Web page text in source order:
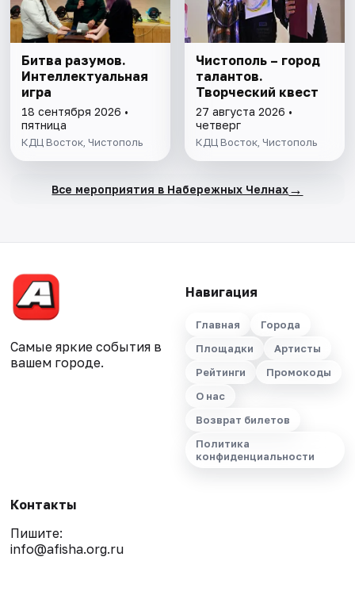
Битва разумов.
Интеллектуальная
игра
18 сентября 2026 •
пятница
КДЦ Восток, Чистополь
Чистополь – город
талантов.
Творческий квест
27 августа 2026 •
четверг
КДЦ Восток, Чистополь
Все мероприятия в Набережных Челнах→
Самые яркие события в
вашем городе.
Навигация
Главная
Города
Площадки
Артисты
Рейтинги
Промокоды
О нас
Возврат билетов
Политика
конфиденциальности
Контакты
Пишите:
info@afisha.org.ru